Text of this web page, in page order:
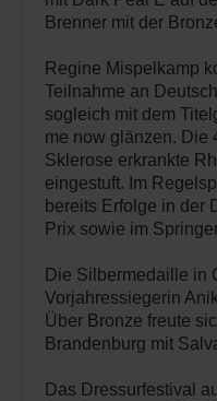
Brenner mit der
Regine Mispelkamp
Teilnahme an
sogleich mit dem
me now glänzen. Die
Sklerose erkrankte
eingestuft. Im
bereits Erfolge in der
Prix sowie im
Die Silbermedaille in
Vorjahressiegerin
Über Bronze freute
Brandenburg mit
Das Dressurfestival